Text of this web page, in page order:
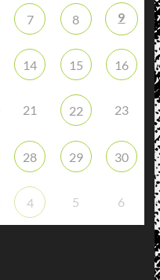
7 8 9
14 15 16
21 22 23
28 29 30
4 5 6